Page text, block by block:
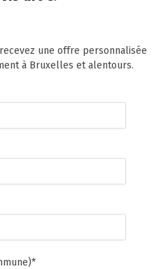
une offre personnalisée
à Bruxelles et alentours.